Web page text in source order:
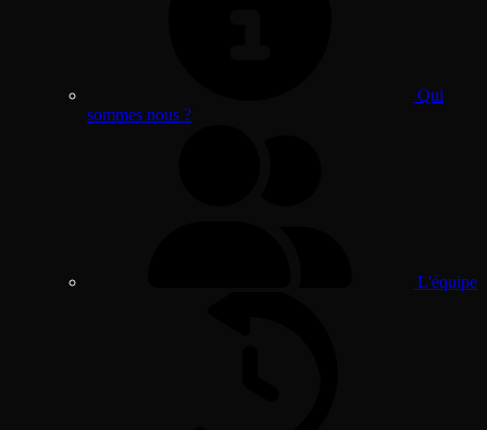
Qui
sommes nous ?
L'équipe